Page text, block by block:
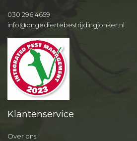
030 296 4659
info@ongediertebestrijdingjonker.nl
Klantenservice
Over ons